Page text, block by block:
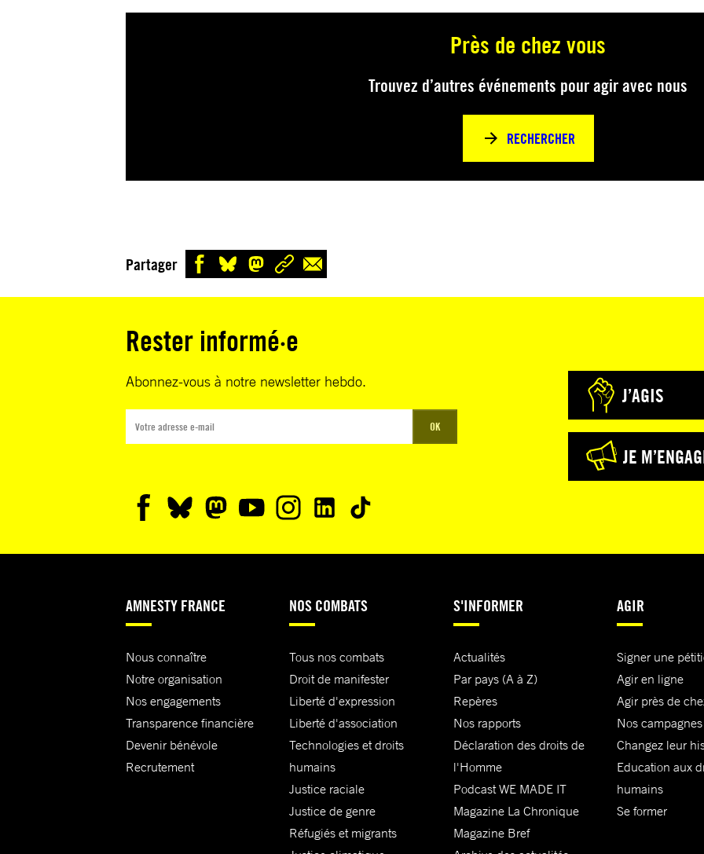
Près de chez vous
Trouvez d’autres événements pour agir avec nous
RECHERCHER
Partager
Rester informé·e
Abonnez-vous à notre newsletter hebdo.
OK
J’AGIS
JE
AMNESTY FRANCE
Nous connaître
Notre organisation
Nos engagements
Transparence financière
Devenir bénévole
Recrutement
NOS COMBATS
Tous nos combats
Droit de manifester
Liberté d'expression
Liberté d'association
Technologies et droits
humains
Justice raciale
Justice de genre
Réfugiés et migrants
S'INFORMER
Actualités
Par pays (A à Z)
Repères
Nos rapports
Déclaration des droits de
l'Homme
Podcast WE MADE IT
Magazine La Chronique
Magazine Bref
AGIR
Signer une
Agir en ligne
Agir près de
Nos campagnes
Changez leur
Education aux
humains
Se former